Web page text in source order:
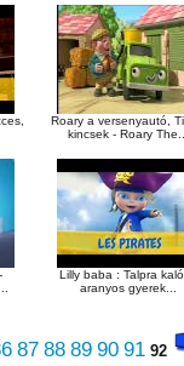
Roary a versenyautó,
kincsek - Roary
Lilly baba : Talpra
aranyos gyerek...
87 88 89 90 91 92